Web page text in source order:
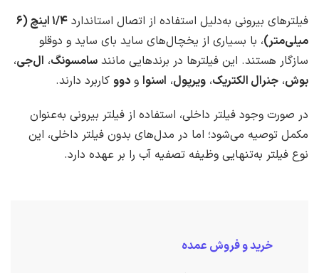
فیلترهای بیرونی به‌دلیل استفاده از اتصال استاندارد
۱/۴ اینچ (۶
میلی‌متر)، با بسیاری از یخچال‌های ساید بای ساید و دوقلو
سازگار هستند. این فیلترها در برندهایی مانند سامسونگ، ال‌جی،
بوش، جنرال الکتریک، ویرپول، اسنوا و دوو کاربرد دارند.
در صورت وجود فیلتر داخلی، استفاده از فیلتر بیرونی به‌عنوان
مکمل توصیه می‌شود؛ اما در مدل‌های بدون فیلتر داخلی، این
نوع فیلتر به‌تنهایی وظیفه تصفیه آب را بر عهده دارد.
خرید و فروش عمده